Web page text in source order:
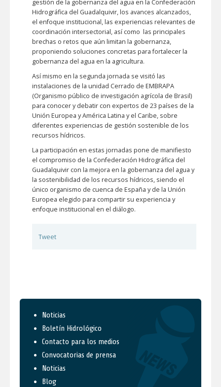
gestión de la gobernanza del agua en la Confederación
Hidrográfica del Guadalquivir, los avances alcanzados,
el enfoque institucional, las experiencias relevantes de
coordinación intersectorial, así como las principales
brechas o retos que aún limitan la gobernanza,
proponiendo soluciones concretas para fortalecer la
gobernanza del agua en la agricultura.
Así mismo en la segunda jornada se visitó las
instalaciones de la unidad Cerrado de EMBRAPA
(Organismo público de investigación agrícola de Brasil)
para conocer y debatir con expertos de 23 países de la
Unión Europea y América Latina y el Caribe, sobre
diferentes experiencias de gestión sostenible de los
recursos hídricos.
La participación en estas jornadas pone de manifiesto
el compromiso de la Confederación Hidrográfica del
Guadalquivir con la mejora en la gobernanza del agua y
la sostenibilidad de los recursos hídricos, siendo el
único organismo de cuenca de España y de la Unión
Europea elegido para compartir su experiencia y
enfoque institucional en el diálogo.
Tweet
Noticias
Boletín Hidrológico
Contacto para los medios
Convocatorias de prensa
Noticias
Blog